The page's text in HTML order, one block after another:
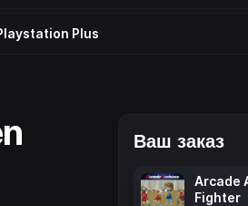
Plus
Ваш заказ
Arcade
Fighter